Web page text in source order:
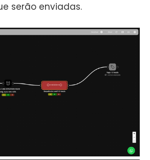
serão enviadas.